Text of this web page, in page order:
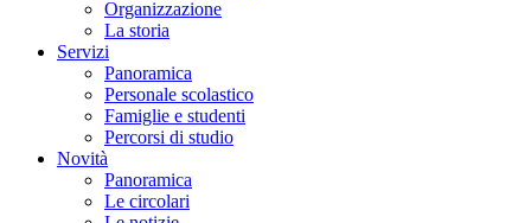
Organizzazione
La storia
Servizi
Panoramica
Personale scolastico
Famiglie e studenti
Percorsi di studio
Novità
Panoramica
Le circolari